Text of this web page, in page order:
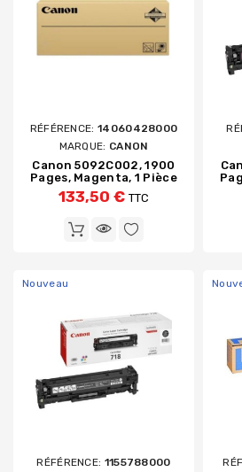
RÉFÉRENCE: 14060428000
MARQUE: CANON
Canon 5092C002, 1900
Pages, Magenta, 1 Pièce
133,50 € TTC
Nouveau
RÉFÉRENCE: 1155788000